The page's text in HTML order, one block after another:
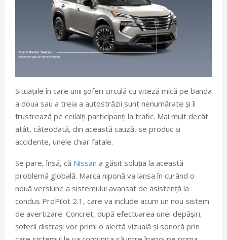
Situațiile în care unii șoferi circulă cu viteză mică pe banda
a doua sau a treia a autostrăzii sunt nenumărate și îi
frustrează pe ceilalți participanți la trafic. Mai mult decât
atât, câteodată, din această cauză, se produc și
accidente, unele chiar fatale.
Se pare, însă, că Nissan a găsit soluția la această
problemă globală. Marca niponă va lansa în curând o
nouă versiune a sistemului avansat de asistență la
condus ProPilot 2.1, care va include acum un nou sistem
de avertizare. Concret, după efectuarea unei depășiri,
șoferii distrași vor primi o alertă vizuală și sonoră prin